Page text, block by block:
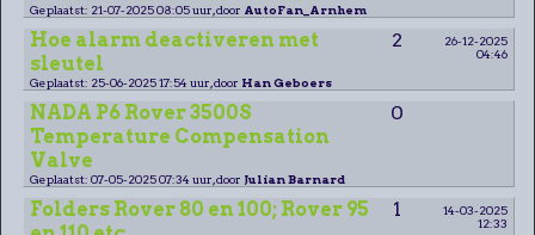
Geplaatst: 21-07-2025 08:05 uur, door AutoFan_Arnhem
Hoe alarm deactiveren met
sleutel
2
26-12-2025
04:46
Geplaatst: 25-06-2025 17:54 uur, door Han Geboers
NADA P6 Rover 3500S
Temperature Compensation
Valve
0
Geplaatst: 07-05-2025 07:34 uur, door Julian Barnard
Folders Rover 80 en 100; Rover 95
1
14-03-2025
12:33